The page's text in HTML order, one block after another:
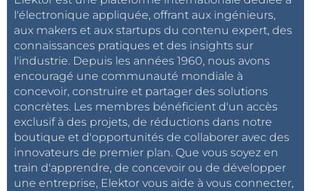
l'électronique appliquée, offrant aux ingénieurs,
aux makers et aux startups du contenu expert, des
connaissances pratiques et des insights sur
l'industrie. Depuis les années 1960, nous avons
encouragé une communauté mondiale à
concevoir, construire et partager des solutions
concrètes. Les membres bénéficient d'un accès
exclusif à des projets, de réductions dans notre
boutique et d'opportunités de collaborer avec des
innovateurs de premier plan. Que vous soyez en
train d'apprendre, de concevoir ou de développer
une entreprise, Elektor vous aide à vous connecter,